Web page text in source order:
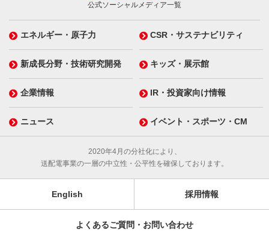
公式ソーシャルメディア一覧
エネルギー・原子力 CSR・サステナビリティ
新成長分野・技術研究開発 キッズ・展示館
企業情報 IR・投資家向け情報
ニュース イベント・スポーツ・CM
2020年4月の分社化により、
送配電事業の一層の中立性・公平性を確保しております。
English 採用情報
よくあるご質問・お問い合わせ